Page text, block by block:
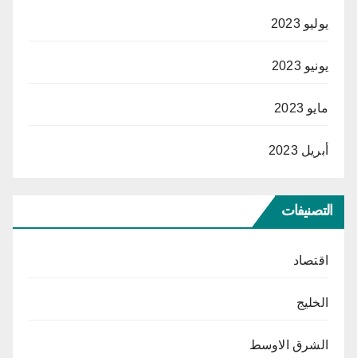
يوليو 2023
يونيو 2023
مايو 2023
أبريل 2023
التصنيفات
اقتصاد
الخليج
الشرق الاوسط